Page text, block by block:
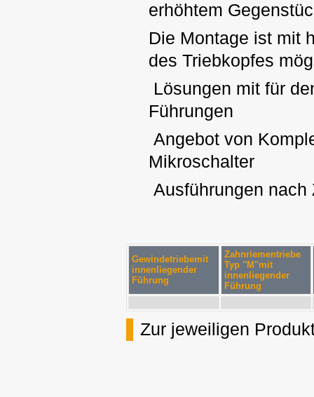
erhöhtem
Die Montage ist mit
des Triebkopfes
Lösungen mit für
Führungen
Angebot von
Mikroschalter
Ausführungen nach
Gewindetriebemit
innenliegender
Führung
Zahnriementriebe
Typ "M"mit
innenliegender
Führung
Zur jeweiligen